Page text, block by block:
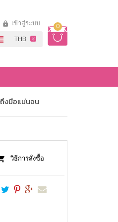
0
เข้าสู่ระบบ
งมือแน่นอน
วิธีการสั่งซื้อ